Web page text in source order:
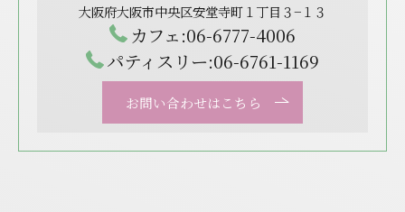
大阪府大阪市中央区安堂寺町１丁目３−１３
カフェ:06-6777-4006
パティスリー:06-6761-1169
お問い合わせはこちら